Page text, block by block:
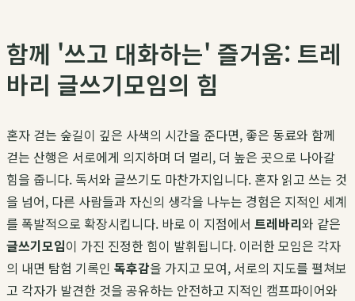
함께 '쓰고 대화하는' 즐거움: 트레
바리 글쓰기모임의 힘
혼자 걷는 숲길이 깊은 사색의 시간을 준다면, 좋은 동료와 함께
걷는 산행은 서로에게 의지하며 더 멀리, 더 높은 곳으로 나아갈
힘을 줍니다. 독서와 글쓰기도 마찬가지입니다. 혼자 읽고 쓰는 것
을 넘어, 다른 사람들과 자신의 생각을 나누는 경험은 지적인 세계
를 폭발적으로 확장시킵니다. 바로 이 지점에서 트레바리와 같은
글쓰기모임이 가진 진정한 힘이 발휘됩니다. 이러한 모임은 각자
의 내면 탐험 기록인 독후감을 가지고 모여, 서로의 지도를 펼쳐보
고 각자가 발견한 것을 공유하는 안전하고 지적인 캠프파이어와